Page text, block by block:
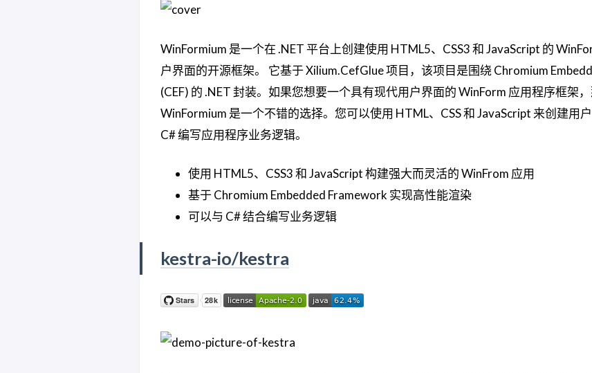
WinFormium 是一个在 .NET 平台上创建使用 HTML5、CSS3 和 JavaScript 的
户界面的开源框架。 它基于 Xilium.CefGlue 项目，该项目是围绕 Chromium
(CEF) 的 .NET 封装。如果您想要一个具有现代用户界面的 WinForm 应用程序框架
WinFormium 是一个不错的选择。您可以使用 HTML、CSS 和 JavaScript 来创建用
C# 编写应用程序业务逻辑。
使用 HTML5、CSS3 和 JavaScript 构建强大而灵活的 WinFrom 应用
基于 Chromium Embedded Framework 实现高性能渲染
可以与 C# 结合编写业务逻辑
kestra-io/kestra